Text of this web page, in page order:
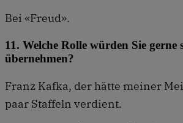
Bei «Freud».
11. Welche Rolle würden Sie gerne
übernehmen?
Franz Kafka, der hätte meiner
paar Staffeln verdient.